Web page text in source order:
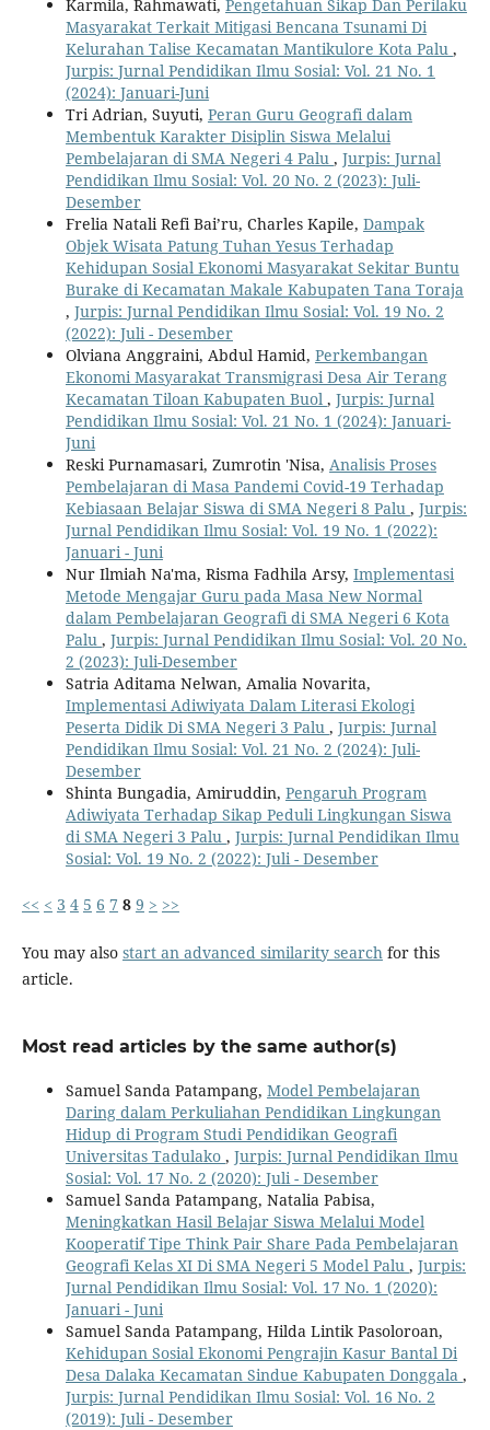
Karmila, Rahmawati, Pengetahuan Sikap Dan Perilaku
Masyarakat Terkait Mitigasi Bencana Tsunami Di
Kelurahan Talise Kecamatan Mantikulore Kota Palu ,
Jurpis: Jurnal Pendidikan Ilmu Sosial: Vol. 21 No. 1
(2024): Januari-Juni
Tri Adrian, Suyuti, Peran Guru Geografi dalam
Membentuk Karakter Disiplin Siswa Melalui
Pembelajaran di SMA Negeri 4 Palu , Jurpis: Jurnal
Pendidikan Ilmu Sosial: Vol. 20 No. 2 (2023): Juli-
Desember
Frelia Natali Refi Bai’ru, Charles Kapile, Dampak
Objek Wisata Patung Tuhan Yesus Terhadap
Kehidupan Sosial Ekonomi Masyarakat Sekitar Buntu
Burake di Kecamatan Makale Kabupaten Tana Toraja
, Jurpis: Jurnal Pendidikan Ilmu Sosial: Vol. 19 No. 2
(2022): Juli - Desember
Olviana Anggraini, Abdul Hamid, Perkembangan
Ekonomi Masyarakat Transmigrasi Desa Air Terang
Kecamatan Tiloan Kabupaten Buol , Jurpis: Jurnal
Pendidikan Ilmu Sosial: Vol. 21 No. 1 (2024): Januari-
Juni
Reski Purnamasari, Zumrotin 'Nisa, Analisis Proses
Pembelajaran di Masa Pandemi Covid-19 Terhadap
Kebiasaan Belajar Siswa di SMA Negeri 8 Palu , Jurpis:
Jurnal Pendidikan Ilmu Sosial: Vol. 19 No. 1 (2022):
Januari - Juni
Nur Ilmiah Na'ma, Risma Fadhila Arsy, Implementasi
Metode Mengajar Guru pada Masa New Normal
dalam Pembelajaran Geografi di SMA Negeri 6 Kota
Palu , Jurpis: Jurnal Pendidikan Ilmu Sosial: Vol. 20 No.
2 (2023): Juli-Desember
Satria Aditama Nelwan, Amalia Novarita,
Implementasi Adiwiyata Dalam Literasi Ekologi
Peserta Didik Di SMA Negeri 3 Palu , Jurpis: Jurnal
Pendidikan Ilmu Sosial: Vol. 21 No. 2 (2024): Juli-
Desember
Shinta Bungadia, Amiruddin, Pengaruh Program
Adiwiyata Terhadap Sikap Peduli Lingkungan Siswa
di SMA Negeri 3 Palu , Jurpis: Jurnal Pendidikan Ilmu
Sosial: Vol. 19 No. 2 (2022): Juli - Desember
<< < 3 4 5 6 7 8 9 > >>
You may also start an advanced similarity search for this
article.
Most read articles by the same author(s)
Samuel Sanda Patampang, Model Pembelajaran
Daring dalam Perkuliahan Pendidikan Lingkungan
Hidup di Program Studi Pendidikan Geografi
Universitas Tadulako , Jurpis: Jurnal Pendidikan Ilmu
Sosial: Vol. 17 No. 2 (2020): Juli - Desember
Samuel Sanda Patampang, Natalia Pabisa,
Meningkatkan Hasil Belajar Siswa Melalui Model
Kooperatif Tipe Think Pair Share Pada Pembelajaran
Geografi Kelas XI Di SMA Negeri 5 Model Palu , Jurpis:
Jurnal Pendidikan Ilmu Sosial: Vol. 17 No. 1 (2020):
Januari - Juni
Samuel Sanda Patampang, Hilda Lintik Pasoloroan,
Kehidupan Sosial Ekonomi Pengrajin Kasur Bantal Di
Desa Dalaka Kecamatan Sindue Kabupaten Donggala ,
Jurpis: Jurnal Pendidikan Ilmu Sosial: Vol. 16 No. 2
(2019): Juli - Desember